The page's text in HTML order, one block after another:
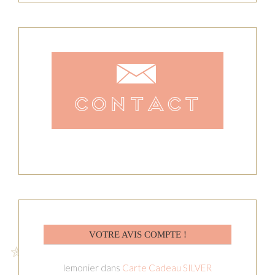
VOTRE AVIS COMPTE !
lemonier dans Carte Cadeau SILVER